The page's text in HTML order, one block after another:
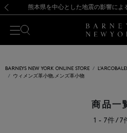
熊本県を中心とした地震の影響によ
【開催中】SUMMER SALEの
BARNEYS NEW YORK ONLINE STORE
ウィメンズ革小物,メンズ革小物
商品一
1 - 7件 / 7